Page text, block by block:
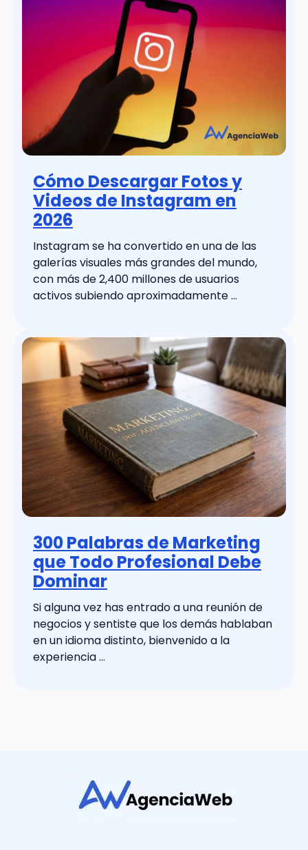
Cómo Descargar Fotos y
Videos de Instagram en
2026
Instagram se ha convertido en una de las
galerías visuales más grandes del mundo,
con más de 2,400 millones de usuarios
activos subiendo aproximadamente …
300 Palabras de Marketing
que Todo Profesional Debe
Dominar
Si alguna vez has entrado a una reunión de
negocios y sentiste que los demás hablaban
en un idioma distinto, bienvenido a la
experiencia …